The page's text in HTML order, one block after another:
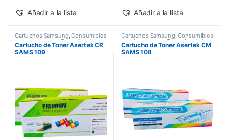
Añadir a la lista Añadir a la lista
Cartuchos Samsung,Consumibles
para Impresoras Toner Asertek
Cartucho de Toner Asertek CR
SAMS 109
Cartuchos Samsung,Consumibles
para Impresoras Toner Asertek
Cartucho de Toner Asertek CM
SAMS 108